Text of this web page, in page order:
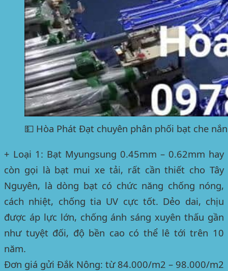
💵 Hòa Phát Đạt chuyên phân phối bạt che
+ Loại 1: Bạt Myungsung 0.45mm – 0.62mm hay
còn gọi là bạt mui xe tải, rất cần thiết cho Tây
Nguyên, là dòng bạt có chức năng chống nóng,
cách nhiệt, chống tia UV cực tốt. Dẻo dai, chịu
được áp lực lớn, chống ánh sáng xuyên thấu gần
như tuyệt đối, độ bền cao có thể lê tới trên 10
năm.
Đơn giá gửi Đắk Nông: từ 84.000/m2 – 98.000/m2